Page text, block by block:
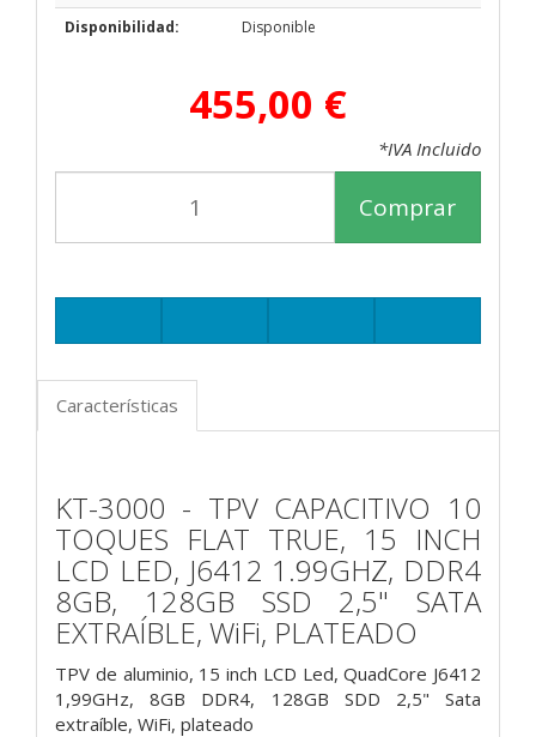
Disponibilidad:
Disponible
455,00 €
*IVA Incluido
Comprar
Características
KT-3000 - TPV CAPACITIVO 10
TOQUES FLAT TRUE, 15 INCH
LCD LED, J6412 1.99GHZ, DDR4
8GB, 128GB SSD 2,5" SATA
EXTRAÍBLE, WiFi, PLATEADO
TPV de aluminio, 15 inch LCD Led, QuadCore J6412
1,99GHz, 8GB DDR4, 128GB SDD 2,5" Sata
extraíble, WiFi, plateado